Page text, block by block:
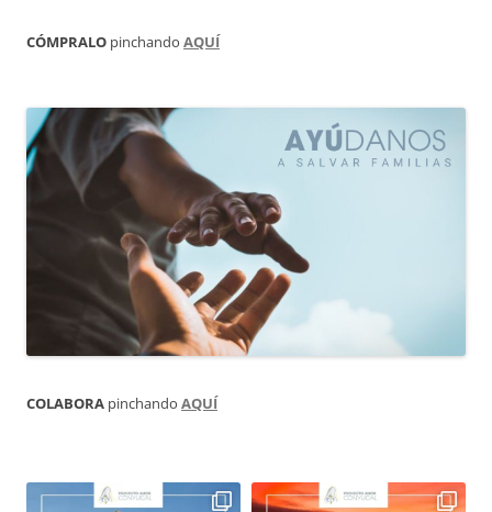
CÓMPRALO pinchando AQUÍ
COLABORA pinchando AQUÍ